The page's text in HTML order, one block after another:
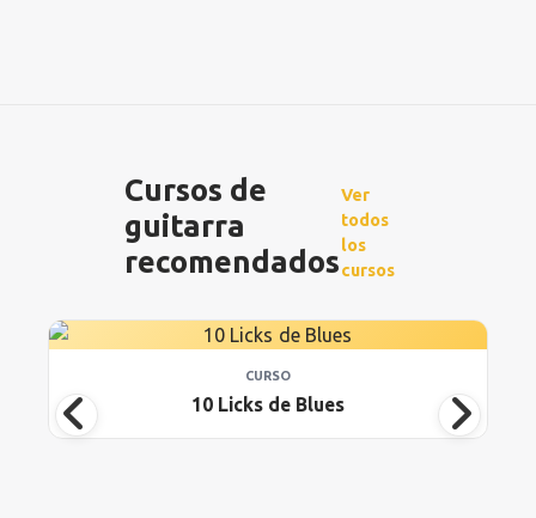
Cursos de
guitarra
recomendados
Ver
todos
los
cursos
CURSO
10 Licks de Blues